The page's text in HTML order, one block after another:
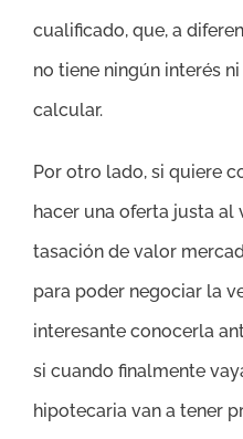
cualificado, que, a
no tiene ningún interés
calcular.
Por otro lado, si quiere
hacer una oferta justa al
tasación de valor
para poder negociar la
interesante conocerla
si cuando finalmente
hipotecaria van a tener